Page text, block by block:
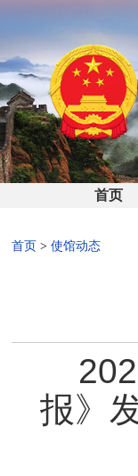
首页
首页 > 使馆动态
报》